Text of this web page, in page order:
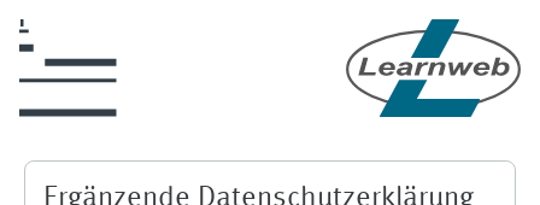
Ergänzende Datenschutzerklärung